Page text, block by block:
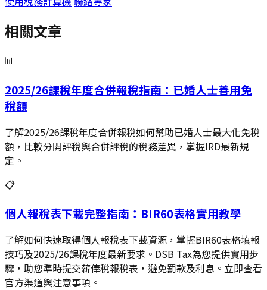
相關文章
📊
2025/26課稅年度合併報稅指南：已婚人士善用免
稅額
了解2025/26課稅年度合併報稅如何幫助已婚人士最大化免稅
額，比較分開評稅與合併評稅的稅務差異，掌握IRD最新規
定。
📋
個人報稅表下載完整指南：BIR60表格實用教學
了解如何快速取得個人報稅表下載資源，掌握BIR60表格填報
技巧及2025/26課稅年度最新要求。DSB Tax為您提供實用步
驟，助您準時提交薪俸稅報稅表，避免罰款及利息。立即查看
官方渠道與注意事項。